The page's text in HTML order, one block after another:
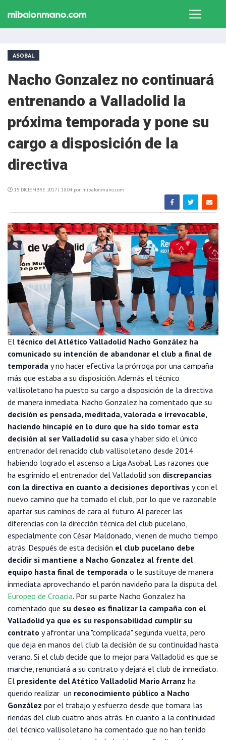
ASOBAL
Nacho Gonzalez no continuará
entrenando a Valladolid la
próxima temporada y pone su
cargo a disposición de la
directiva
15 DICIEMBRE 2017 | 18:04 por mibalonmano.com
El técnico del Atlético Valladolid Nacho González ha
comunicado su intención de abandonar el club a final de
temporada y no hacer efectiva la prórroga por una campaña
más que estaba a su disposición. Además el técnico
vallisoletano ha puesto su cargo a disposición de la directiva
de manera inmediata. Nacho Gonzalez ha comentado que su
decisión es pensada, meditada, valorada e irrevocable,
haciendo hincapié en lo duro que ha sido tomar esta
decisión al ser Valladolid su casa y haber sido el único
entrenador del renacido club vallisoletano desde 2014
habiendo logrado el ascenso a Liga Asobal. Las razones que
ha esgrimido el entrenador del Valladolid son discrepancias
con la directiva en cuanto a decisiones deportivas y con el
nuevo camino que ha tomado el club, por lo que ve razonable
apartar sus caminos de cara al futuro. Al parecer las
diferencias con la dirección técnica del club pucelano,
especialmente con César Maldonado, vienen de mucho tiempo
atrás. Después de esta decisión el club pucelano debe
decidir si mantiene a Nacho Gonzalez al frente del
equipo hasta final de temporada o le sustituye de manera
inmediata aprovechando el parón navideño para la disputa del
Europeo de Croacia. Por su parte Nacho Gonzalez ha
comentado que su deseo es finalizar la campaña con el
Valladolid ya que es su responsabilidad cumplir su
contrato y afrontar una "complicada" segunda vuelta, pero
que deja en manos del club la decisión de su continuidad hasta
verano. Si el club decide que lo mejor para Valladolid es que se
marche, renunciará a su contrato y dejará el club de inmediato.
El presidente del Atético Valladolid Mario Arranz ha
querido realizar un reconocimiento público a Nacho
González por el trabajo y esfuerzo desde que tomara las
riendas del club cuatro años atrás. En cuanto a la continuidad
del técnico vallisoletano ha comentado que no han tenido